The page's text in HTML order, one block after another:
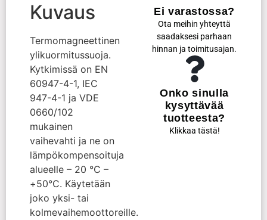
Kuvaus
Termomagneettinen
ylikuormitussuoja.
Kytkimissä on EN
60947-4-1, IEC
947-4-1 ja VDE
0660/102
mukainen
vaihevahti ja ne on
lämpökompensoituja
alueelle – 20 °C –
+50°C. Käytetään
joko yksi- tai
kolmevaihemoottoreille.
Ei varastossa?
Ota meihin yhteyttä
saadaksesi parhaan
hinnan ja toimitusajan.
Onko sinulla
kysyttävää
tuotteesta?
Klikkaa tästä!